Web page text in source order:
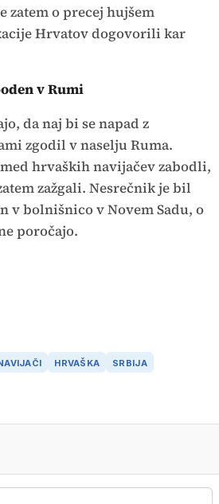
zatem o precej hujšem
Hrvatov dogovorili kar
v Rumi
da naj bi se napad z
zgodil v naselju Ruma.
hrvaških navijačev zabodli,
zažgali. Nesrečnik je bil
v bolnišnico v Novem Sadu, o
poročajo.
HRVAŠKA SRBIJA